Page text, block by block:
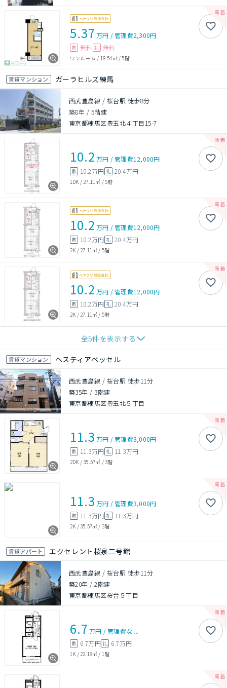
5.37 万円 /管理費2,300円
敷 無料 礼 無料
ワンルーム / 18.54㎡/5階
賃貸マンション ガーラヒルズ練馬
西武豊島線 / 桜台駅 徒歩8分
築8年 / 5階建
東京都練馬区豊玉北４丁目15-7
10.2 万円 /管理費12,000円
敷 10.2万円 礼 20.4万円
1DK / 27.11㎡ /5階
10.2 万円 /管理費12,000円
敷 10.2万円 礼 20.4万円
2K /27.11㎡ / 5階
10.2 万円 /管理費12,000円
敷 10.2万円 礼 20.4万円
2K /27.11㎡ / 5階
全5件を表示する
賃貸マンション ヘスティアベッセル
西武豊島線 / 桜台駅 徒歩11分
築35年 / 3階建
東京都練馬区豊玉北５丁目
11.3 万円 /管理費3,000円
敷 11.3万円 礼 11.3万円
2DK /35.57㎡ /3階
11.3 万円 /管理費3,000円
敷 11.3万円 礼 11.3万円
2K /35.57㎡ / 3階
賃貸アパート エクセレント桜泉二号館
西武豊島線 / 桜台駅 徒歩11分
築20年 /2階建
東京都練馬区桜台５丁目
6.7 万円 /管理費なし
敷 6.7万円礼 6.7万円
1K / 22.18㎡ / 1階